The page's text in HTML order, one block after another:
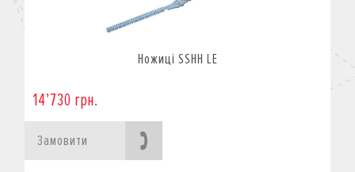
Ножиці SSHH LE
14’730 грн.
Замовити